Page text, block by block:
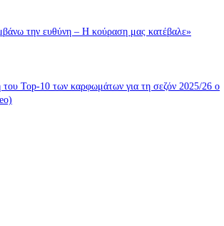
την ευθύνη – Η κούραση μας κατέβαλε»
Top-10 των καρφωμάτων για τη σεζόν 2025/26 ο